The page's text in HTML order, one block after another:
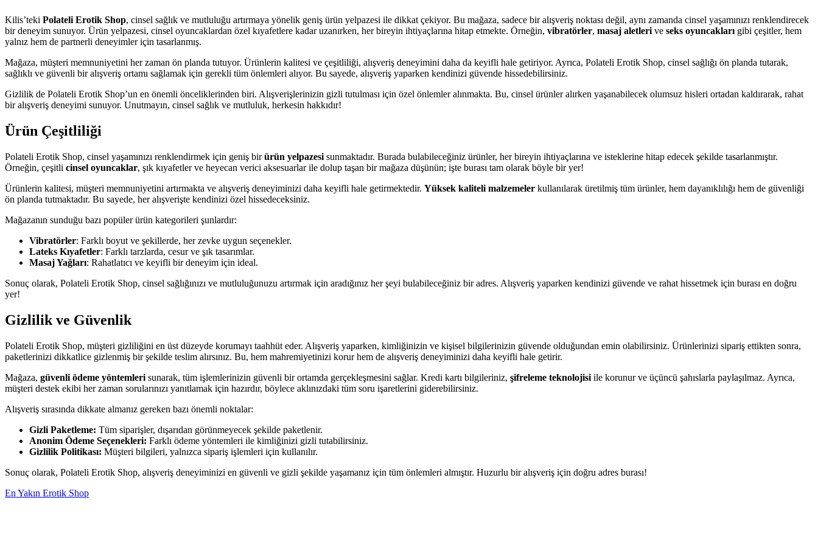
Kilis’teki Polateli Erotik Shop, cinsel sağlık ve mutluluğu artırmaya yönelik geniş ürün yelpazesi ile dikkat çekiyor. Bu mağaza, sadece bir alışveriş noktası değil, aynı zamanda cinsel yaşamınızı renklendirecek
bir deneyim sunuyor. Ürün yelpazesi, cinsel oyuncaklardan özel kıyafetlere kadar uzanırken, her bireyin ihtiyaçlarına hitap etmekte. Örneğin, vibratörler, masaj aletleri ve seks oyuncakları gibi çeşitler, hem
yalnız hem de partnerli deneyimler için tasarlanmış.
Mağaza, müşteri memnuniyetini her zaman ön planda tutuyor. Ürünlerin kalitesi ve çeşitliliği, alışveriş deneyimini daha da keyifli hale getiriyor. Ayrıca, Polateli Erotik Shop, cinsel sağlığı ön planda tutarak,
sağlıklı ve güvenli bir alışveriş ortamı sağlamak için gerekli tüm önlemleri alıyor. Bu sayede, alışveriş yaparken kendinizi güvende hissedebilirsiniz.
Gizlilik de Polateli Erotik Shop’un en önemli önceliklerinden biri. Alışverişlerinizin gizli tutulması için özel önlemler alınmakta. Bu, cinsel ürünler alırken yaşanabilecek olumsuz hisleri ortadan kaldırarak, rahat
bir alışveriş deneyimi sunuyor. Unutmayın, cinsel sağlık ve mutluluk, herkesin hakkıdır!
Ürün Çeşitliliği
Polateli Erotik Shop, cinsel yaşamınızı renklendirmek için geniş birürün yelpazesi sunmaktadır. Burada bulabileceğiniz ürünler, her bireyin ihtiyaçlarına ve isteklerine hitap edecek şekilde tasarlanmıştır.
Örneğin, çeşitli cinsel oyuncaklar, şık kıyafetler ve heyecan verici aksesuarlar ile dolup taşan bir mağaza düşünün; işte burası tam olarak böyle bir yer!
Ürünlerin kalitesi, müşteri memnuniyetini artırmakta ve alışveriş deneyiminizi daha keyifli hale getirmektedir. Yüksek kaliteli malzemeler kullanılarak üretilmiş tüm ürünler, hem dayanıklılığı hem de güvenliği
ön planda tutmaktadır. Bu sayede, her alışverişte kendinizi özel hissedeceksiniz.
Mağazanın sunduğu bazı popüler ürün kategorileri şunlardır:
Vibratörler: Farklı boyut ve şekillerde, her zevke uygun seçenekler.
Lateks Kıyafetler: Farklı tarzlarda, cesur ve şık tasarımlar.
Masaj Yağları: Rahatlatıcı ve keyifli bir deneyim için ideal.
Sonuç olarak, Polateli Erotik Shop, cinsel sağlığınızı ve mutluluğunuzu artırmak için aradığınız her şeyi bulabileceğiniz bir adres. Alışveriş yaparken kendinizi güvende ve rahat hissetmek için burası en doğru
yer!
Gizlilik ve Güvenlik
Polateli Erotik Shop, müşteri gizliliğini en üst düzeyde korumayı taahhüt eder. Alışveriş yaparken, kimliğinizin ve kişisel bilgilerinizin güvende olduğundan emin olabilirsiniz. Ürünlerinizi sipariş ettikten sonra,
paketlerinizi dikkatlice gizlenmiş bir şekilde teslim alırsınız. Bu, hem mahremiyetinizi korur hem de alışveriş deneyiminizi daha keyifli hale getirir.
Mağaza, güvenli ödeme yöntemleri sunarak, tüm işlemlerinizin güvenli bir ortamda gerçekleşmesini sağlar. Kredi kartı bilgileriniz, şifreleme teknolojisi ile korunur ve üçüncü şahıslarla paylaşılmaz. Ayrıca,
müşteri destek ekibi her zaman sorularınızı yanıtlamak için hazırdır, böylece aklınızdaki tüm soru işaretlerini giderebilirsiniz.
Alışveriş sırasında dikkate almanız gereken bazı önemli noktalar:
Gizli Paketleme: Tüm siparişler, dışarıdan görünmeyecek şekilde paketlenir.
Anonim Ödeme Seçenekleri: Farklı ödeme yöntemleri ile kimliğinizi gizli tutabilirsiniz.
Gizlilik Politikası: Müşteri bilgileri, yalnızca sipariş işlemleri için kullanılır.
Sonuç olarak, Polateli Erotik Shop, alışveriş deneyiminizi en güvenli ve gizli şekilde yaşamanız için tüm önlemleri almıştır. Huzurlu bir alışveriş için doğru adres burası!
En Yakın Erotik Shop